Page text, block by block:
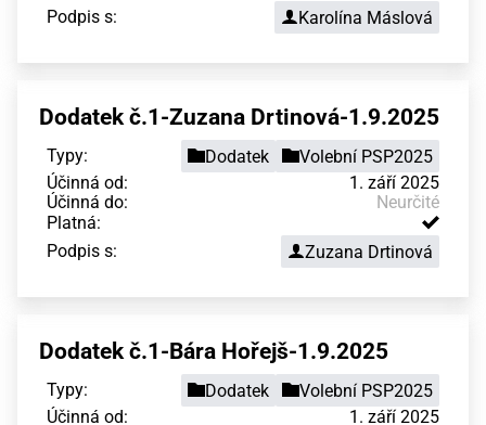
Podpis s:
Karolína Máslová
Dodatek č.1-Zuzana Drtinová-1.9.2025
Typy: Dodatek
Volební PSP2025
Účinná od:
1. září 2025
Účinná do:
Neurčité
Platná:
Podpis s:
Zuzana Drtinová
Dodatek č.1-Bára Hořejš-1.9.2025
Typy: Dodatek
Volební PSP2025
Účinná od:
1. září 2025